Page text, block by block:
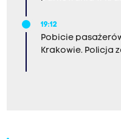
19:12
Pobicie
Krakowie. Policja